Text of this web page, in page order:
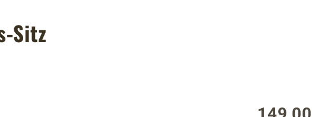
Sitz
Regulärer